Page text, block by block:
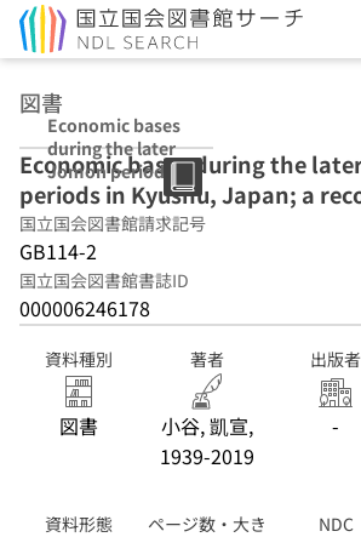
図書
Economic bases
during the later
Jomon periods
in Kyushu,
Japan; a
reconsideration.
Economic bases during the
periods in Kyushu, Japan; a
国立国会図書館請求記号
GB114-2
国立国会図書館書誌ID
000006246178
資料種別
図書
著者
小谷, 凱宣,
1939-2019
出版者
-
資料形態
ページ数・大き
NDC